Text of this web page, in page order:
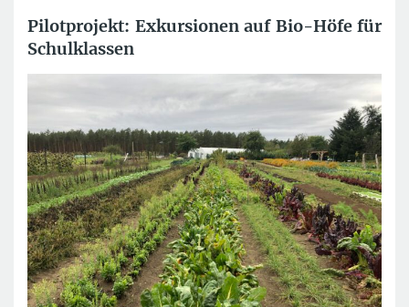
Pilotprojekt: Exkursionen auf Bio-Höfe für
Schulklassen